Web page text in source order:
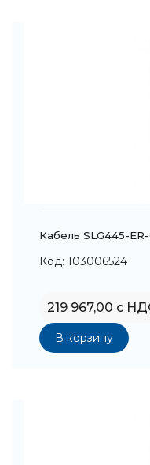
Кабель SLG445-
Код: 103006524
219 967,00 с
В корзину